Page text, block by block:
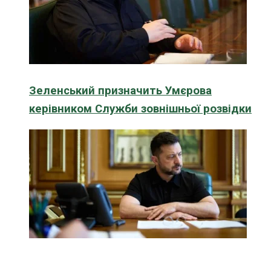
Зеленський призначить Умєрова
керівником Служби зовнішньої розвідки